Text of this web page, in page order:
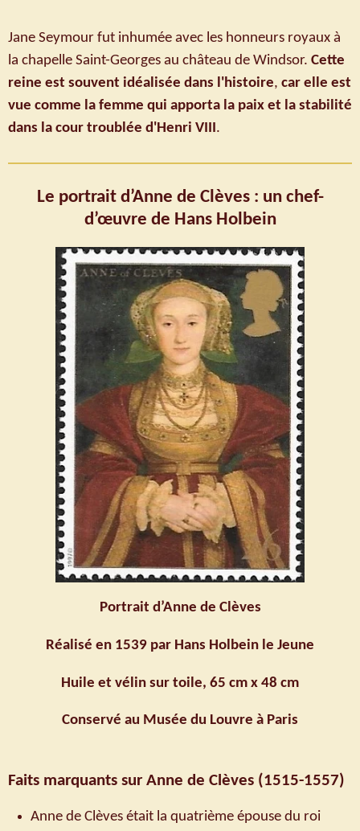
Jane Seymour fut inhumée avec les honneurs royaux à
la chapelle Saint-Georges au château de Windsor. Cette
reine est souvent idéalisée dans l'histoire, car elle est
vue comme la femme qui apporta la paix et la stabilité
dans la cour troublée d'Henri VIII.
Le portrait d’Anne de Clèves : un chef-
d’œuvre de Hans Holbein
Portrait d’Anne de Clèves
Réalisé en 1539 par Hans Holbein le Jeune
Huile et vélin sur toile, 65 cm x 48 cm
Conservé au Musée du Louvre à Paris
Faits marquants sur Anne de Clèves (1515-1557)
Anne de Clèves était la quatrième épouse du roi